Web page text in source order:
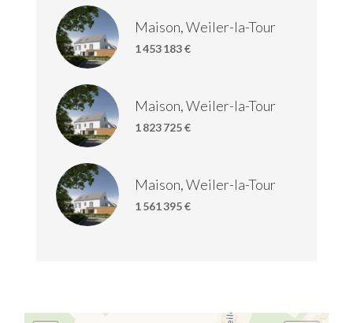
Maison, Weiler-la-Tour
1 453 183 €
Maison, Weiler-la-Tour
1 823 725 €
Maison, Weiler-la-Tour
1 561 395 €